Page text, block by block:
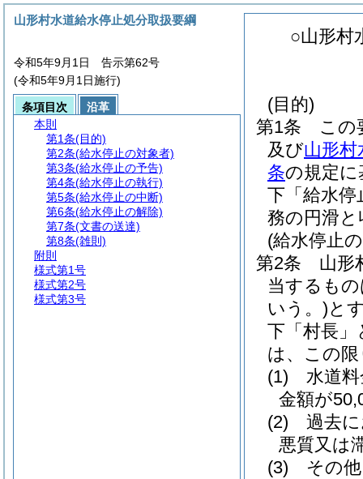
○山形村
(目的)
第1条
この
及び山形村
条の規定に
下「給水停
務の円滑
(給水停止
第2条
山形
当するも
いう。)と
下「村長」
は、この
(1)
水道
金額が
(2)
過去
悪質又は
(3)
その
山形村水道給水停止処分取扱要綱
令和5年9月1日 告示第62号
(令和5年9月1日施行)
条項目次
沿革
本則
第1条(目的)
第2条(給水停止の対象者)
第3条(給水停止の予告)
第4条(給水停止の執行)
第5条(給水停止の中断)
第6条(給水停止の解除)
第7条(文書の送達)
第8条(雑則)
附則
様式第1号
様式第2号
様式第3号